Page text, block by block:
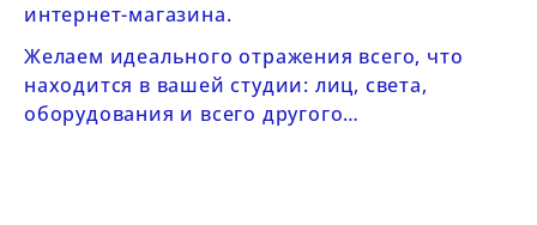
интернет-магазина.
Желаем идеального отражения всего, что
находится в вашей студии: лиц, света,
оборудования и всего другого…